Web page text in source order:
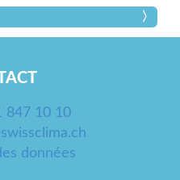
847 10 10
données